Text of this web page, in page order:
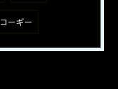
コーギー